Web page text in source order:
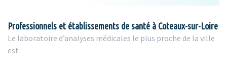
Professionnels et établissements de santé à Coteaux-sur-Loire
Le laboratoire d’analyses médicales le plus proche de la ville
est :